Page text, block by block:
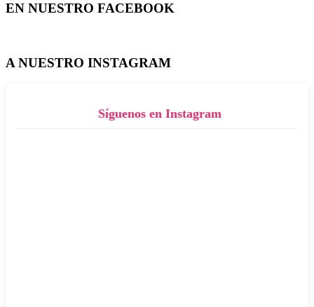
EN NUESTRO FACEBOOK
A NUESTRO INSTAGRAM
Síguenos en Instagram